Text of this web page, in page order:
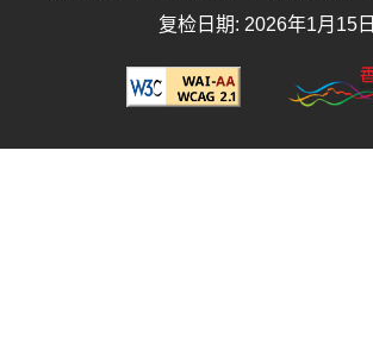
复检日期: 2026年1月15日